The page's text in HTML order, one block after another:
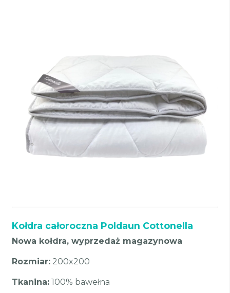
Kołdra całoroczna Poldaun Cottonella
Nowa kołdra, wyprzedaż magazynowa
Rozmiar: 200x200
Tkanina: 100% bawełna